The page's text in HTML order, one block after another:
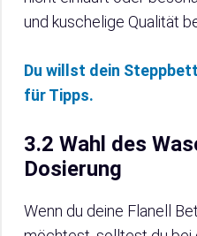
und kuschelige Qualität
Du willst dein
für Tipps.
3.2 Wahl des
Dosierung
Wenn du deine Flanell